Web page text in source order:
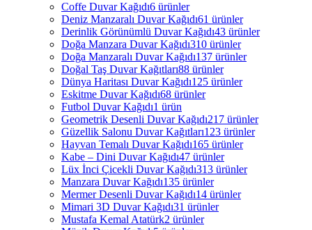
Coffe Duvar Kağıdı6 ürünler
Deniz Manzaralı Duvar Kağıdı61 ürünler
Derinlik Görünümlü Duvar Kağıdı43 ürünler
Doğa Manzara Duvar Kağıdı310 ürünler
Doğa Manzaralı Duvar Kağıdı137 ürünler
Doğal Taş Duvar Kağıtları88 ürünler
Dünya Haritası Duvar Kağıdı125 ürünler
Eskitme Duvar Kağıdı68 ürünler
Futbol Duvar Kağıdı1 ürün
Geometrik Desenli Duvar Kağıdı217 ürünler
Güzellik Salonu Duvar Kağıtları123 ürünler
Hayvan Temalı Duvar Kağıdı165 ürünler
Kabe – Dini Duvar Kağıdı47 ürünler
Lüx İnci Çicekli Duvar Kağıdı313 ürünler
Manzara Duvar Kağıdı135 ürünler
Mermer Desenli Duvar Kağıdı14 ürünler
Mimari 3D Duvar Kağıdı31 ürünler
Mustafa Kemal Atatürk2 ürünler